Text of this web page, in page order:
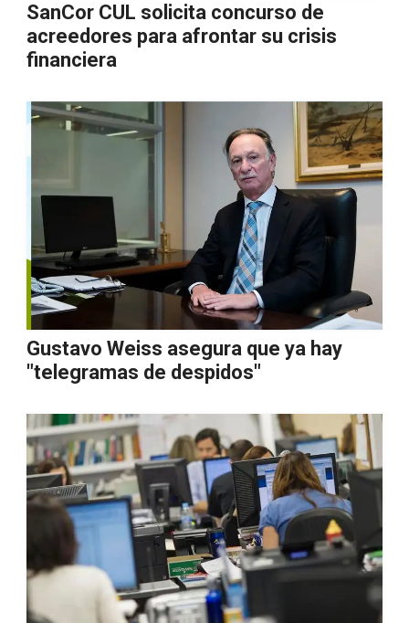
SanCor CUL solicita concurso de
acreedores para afrontar su crisis
financiera
Gustavo Weiss asegura que ya hay
"telegramas de despidos"